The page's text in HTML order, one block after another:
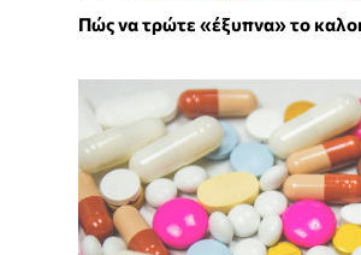
Πώς να τρώτε «έξυπνα» το